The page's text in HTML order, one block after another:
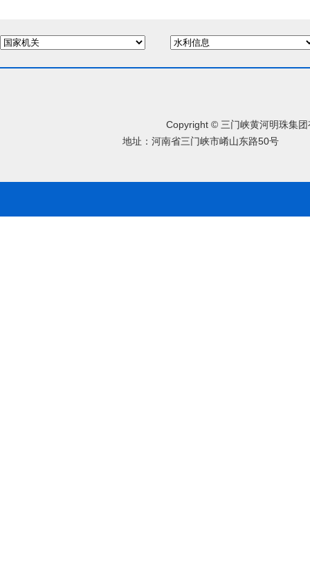
Copyright © 三门峡黄河明珠集团
地址：河南省三门峡市崤山东路50号